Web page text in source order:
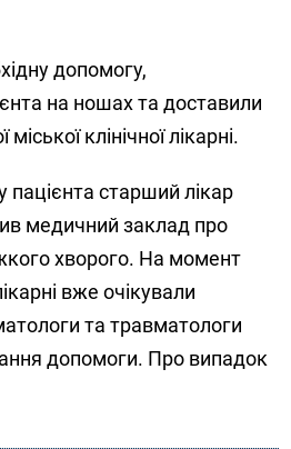
допомогу,
на ношах та доставили
клінічної лікарні.
пацієнта старший лікар
медичний заклад про
хворого. На момент
вже очікували
та травматологи
допомоги. Про випадок